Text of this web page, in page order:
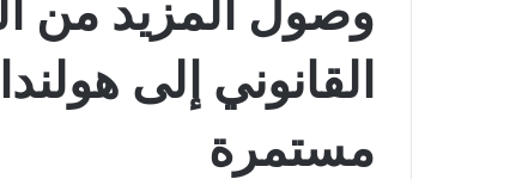
وصول المزيد من
القانوني إلى
مستمرة